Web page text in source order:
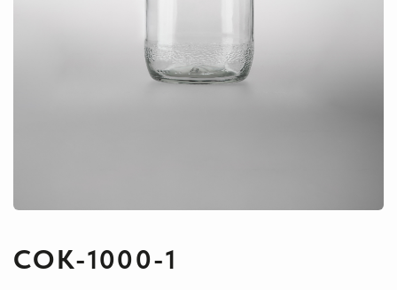
СОК-1000-1